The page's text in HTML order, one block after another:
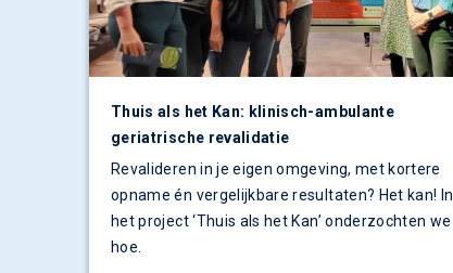
Thuis als het Kan: klinisch-ambulante
geriatrische revalidatie
Revalideren in je eigen omgeving, met kortere
opname én vergelijkbare resultaten? Het kan! In
het project ‘Thuis als het Kan’ onderzochten we
hoe.